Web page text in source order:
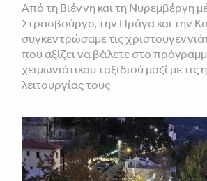
Από τη Βιέννη και τη Νυρεμβέργη
Στρασβούργο, την Πράγα και την
συγκεντρώσαμε τις
που αξίζει να βάλετε στο
χειμωνιάτικου ταξιδιού μαζί με τις
λειτουργίας τους